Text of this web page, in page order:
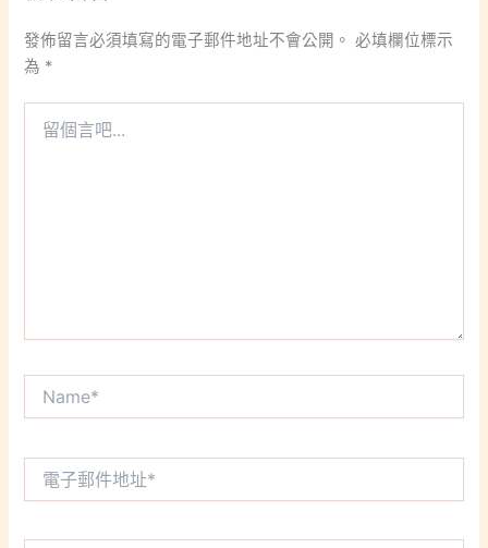
發佈留言必須填寫的電子郵件地址不會公開。 必填欄位標示
為 *